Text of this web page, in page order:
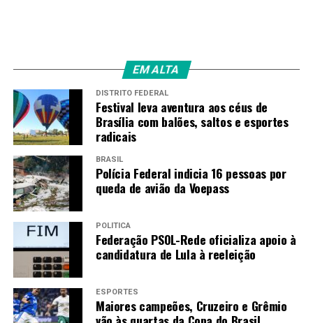
EM ALTA
DISTRITO FEDERAL
Festival leva aventura aos céus de
Brasília com balões, saltos e esportes
radicais
BRASIL
Polícia Federal indicia 16 pessoas por
queda de avião da Voepass
POLÍTICA
Federação PSOL-Rede oficializa apoio à
candidatura de Lula à reeleição
ESPORTES
Maiores campeões, Cruzeiro e Grêmio